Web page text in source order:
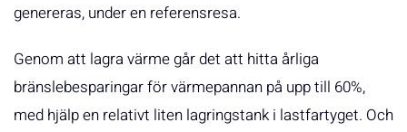
genereras, under en referensresa.
Genom att lagra värme går det att hitta årliga
bränslebesparingar för värmepannan på upp till 60%,
med hjälp en relativt liten lagringstank i lastfartyget. Och